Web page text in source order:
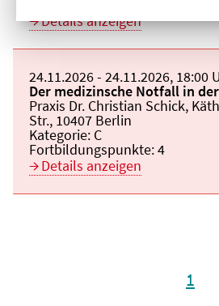
Details anzeigen
Beginn:
24.11.2026Ende und
- 24.11.2026, 18:00
Veranstaltungstitel:
Der medizinsche Notfall in
Veranstaltungsort:
Praxis Dr. Christian Schick,
Str., 10407 Berlin
Kategorie: C
Fortbildungspunkte:4
Details anzeigen
1